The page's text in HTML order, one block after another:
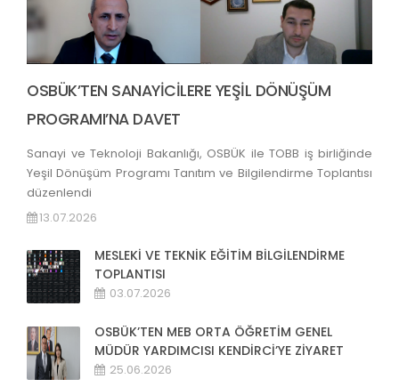
OSBÜK’TEN SANAYİCİLERE YEŞİL DÖNÜŞÜM
PROGRAMI’NA DAVET
Sanayi ve Teknoloji Bakanlığı, OSBÜK ile TOBB iş birliğinde
Yeşil Dönüşüm Programı Tanıtım ve Bilgilendirme Toplantısı
düzenlendi
13.07.2026
MESLEKİ VE TEKNİK EĞİTİM BİLGİLENDİRME
TOPLANTISI
03.07.2026
OSBÜK’TEN MEB ORTA ÖĞRETİM GENEL
MÜDÜR YARDIMCISI KENDİRCİ’YE ZİYARET
25.06.2026